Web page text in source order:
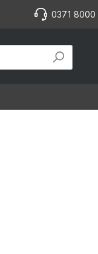
0371 8000